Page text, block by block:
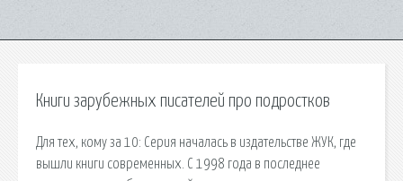
Книги зарубежных писателей про подростков
Для тех, кому за 10: Серия началась в издательстве ЖУК, где
вышли книги современных. С 1998 года в последнее